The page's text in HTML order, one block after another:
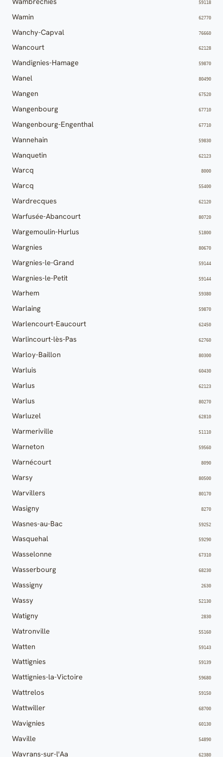
59118
Wamin 62770
Wanchy-Capval 76660
Wancourt 62128
Wandignies-Hamage 59870
Wanel 80490
Wangen 67520
Wangenbourg 67710
Wangenbourg-Engenthal 67710
Wannehain 59830
Wanquetin 62123
Warcq 8000
Warcq 55400
Wardrecques 62120
Warfusée-Abancourt 80720
Wargemoulin-Hurlus 51800
Wargnies 80670
Wargnies-le-Grand 59144
Wargnies-le-Petit 59144
Warhem 59380
Warlaing 59870
Warlencourt-Eaucourt 62450
Warlincourt-lès-Pas 62760
Warloy-Baillon 80300
Warluis 60430
Warlus 62123
Warlus 80270
Warluzel 62810
Warmeriville 51110
Warneton 59560
Warnécourt 8090
Warsy 80500
Warvillers 80170
Wasigny 8270
Wasnes-au-Bac 59252
Wasquehal 59290
Wasselonne 67310
Wasserbourg 68230
Wassigny 2630
Wassy 52130
Watigny 2830
Watronville 55160
Watten 59143
Wattignies 59139
Wattignies-la-Victoire 59680
Wattrelos 59150
Wattwiller 68700
Wavignies 60130
Waville 54890
Wavrans-sur-l'Aa 62380